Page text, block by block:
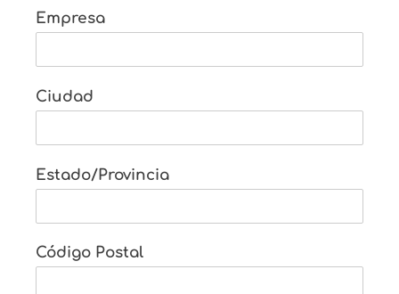
Empresa
Ciudad
Estado/Provincia
Código Postal